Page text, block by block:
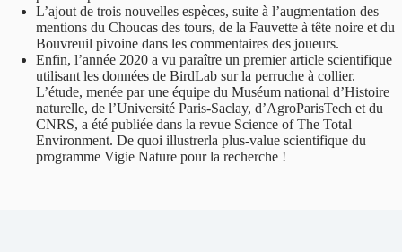
L’ajout de trois nouvelles espèces, suite à l’augmentation des
mentions du Choucas des tours, de la Fauvette à tête noire et du
Bouvreuil pivoine dans les commentaires des joueurs.
Enfin, l’année 2020 a vu paraître un premier article scientifique
utilisant les données de BirdLab sur la perruche à collier.
L’étude, menée par une équipe du Muséum national d’Histoire
naturelle, de l’Université Paris-Saclay, d’AgroParisTech et du
CNRS, a été publiée dans la revue Science of The Total
Environment. De quoi illustrerla plus-value scientifique du
programme Vigie Nature pour la recherche !